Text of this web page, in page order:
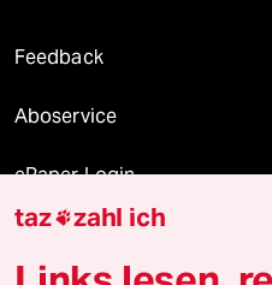
Feedback
Aboservice
ePaper Login
Downloads für Abonnierende
taz zahl ich